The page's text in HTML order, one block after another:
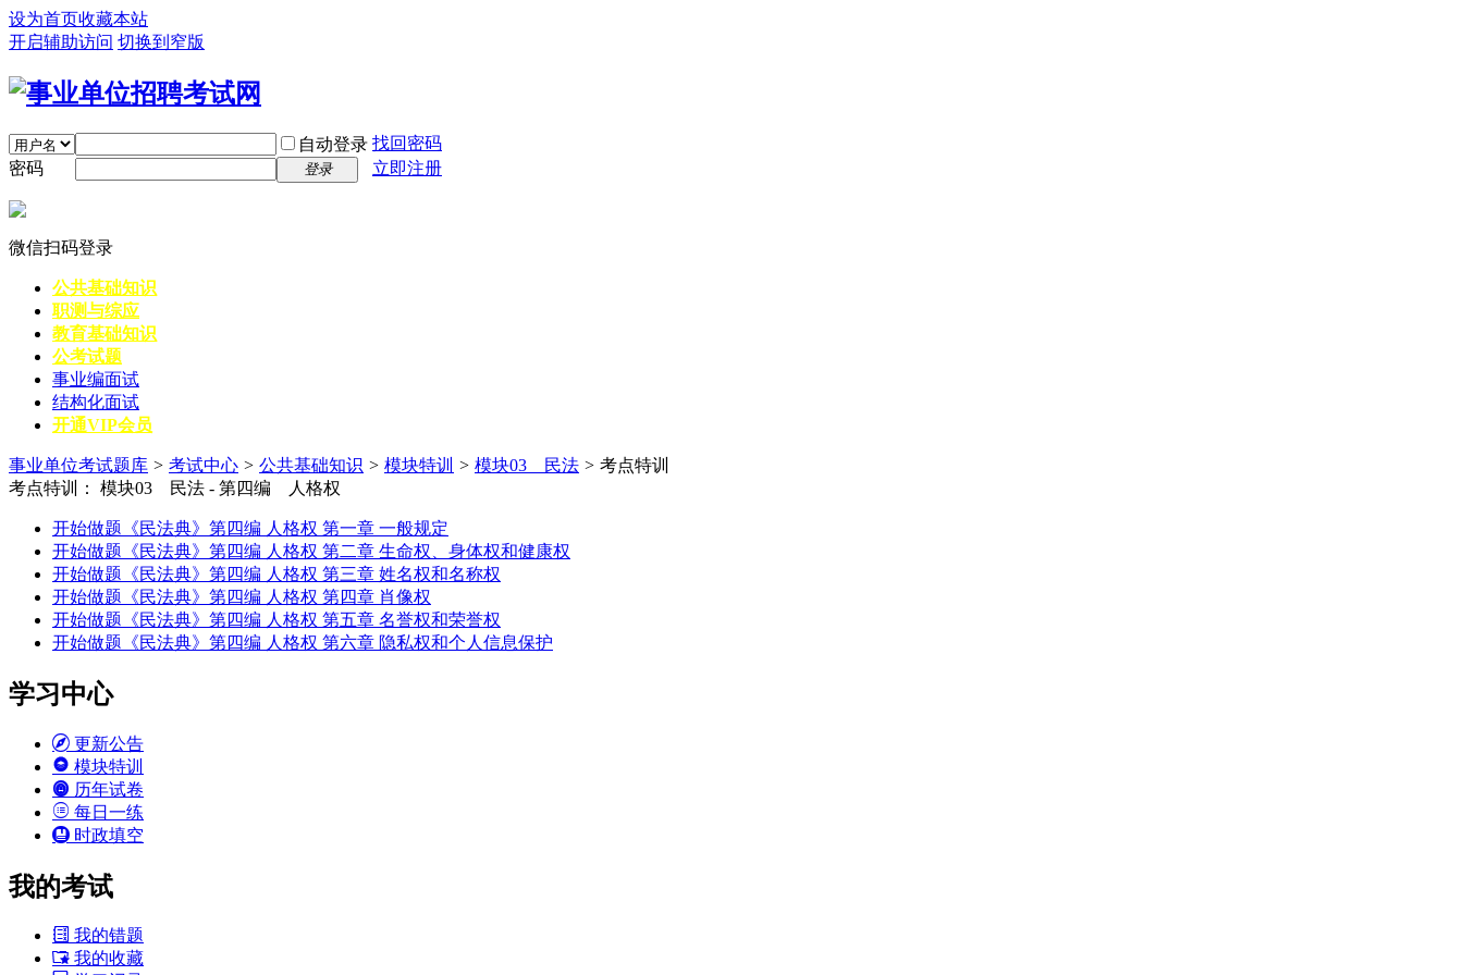
设为首页收藏本站
开启辅助访问 切换到窄版
自动登录 找回密码
密码
登录 立即注册
微信扫码登录
公共基础知识
职测与综应
教育基础知识
公考试题
事业编面试
结构化面试
开通VIP会员
事业单位考试题库 > 考试中心 > 公共基础知识 > 模块特训 > 模块03 民法 > 考点特训
考点特训： 模块03 民法 - 第四编 人格权
开始做题 《民法典》第四编 人格权 第一章 一般规定
开始做题 《民法典》第四编 人格权 第二章 生命权、身体权和健康权
开始做题 《民法典》第四编 人格权 第三章 姓名权和名称权
开始做题 《民法典》第四编 人格权 第四章 肖像权
开始做题 《民法典》第四编 人格权 第五章 名誉权和荣誉权
开始做题 《民法典》第四编 人格权 第六章 隐私权和个人信息保护
学习中心
更新公告
模块特训
历年试卷
每日一练
时政填空
我的考试
我的错题
我的收藏